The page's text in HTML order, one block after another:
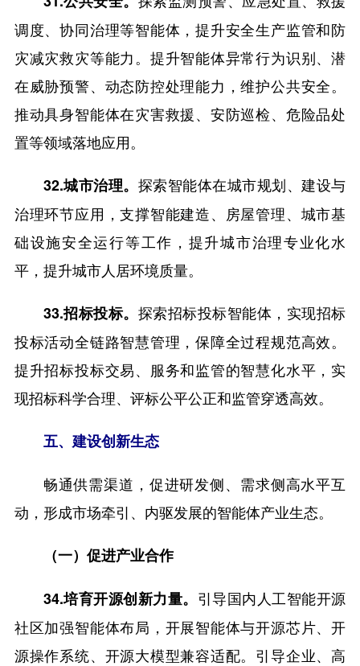
调度、协同治理等智能体，提升安全生产监管和防
灾减灾救灾等能力。提升智能体异常行为识别、潜
在威胁预警、动态防控处理能力，维护公共安全。
推动具身智能体在灾害救援、安防巡检、危险品处
置等领域落地应用。
32.城市治理。 探索智能体在城市规划、建设与
治理环节应用，支撑智能建造、房屋管理、城市基
础设施安全运行等工作，提升城市治理专业化水
平，提升城市人居环境质量。
33.招标投标。 探索招标投标智能体，实现招标
投标活动全链路智慧管理，保障全过程规范高效。
提升招标投标交易、服务和监管的智慧化水平，实
现招标科学合理、评标公平公正和监管穿透高效。
五、建设创新生态
畅通供需渠道，促进研发侧、需求侧高水平互
动，形成市场牵引、内驱发展的智能体产业生态。
（一）促进产业合作
34.培育开源创新力量。 引导国内人工智能开源
社区加强智能体布局，开展智能体与开源芯片、开
源操作系统、开源大模型兼容适配。引导企业、高